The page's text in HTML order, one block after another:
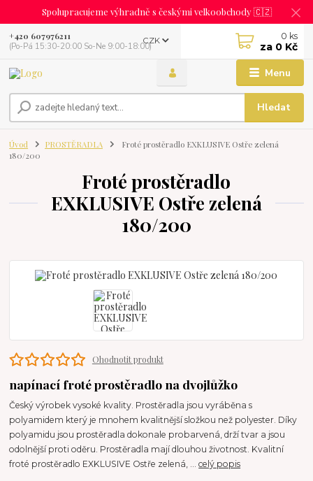
Spolupracujeme výhradně s českými velkoobchody 🇨🇿
Menu
CZK
Hledat
+420 607976211
(Po-Pá 15:30-20:00 So-Ne 9:00-18:00)
0 ks
za 0 Kč
Úvod PROSTĚRADLA
Froté prostěradlo EXKLUSIVE Ostře zelená
180/200
Froté prostěradlo
EXKLUSIVE Ostře zelená
180/200
Ohodnotit produkt
napínací froté prostěradlo na dvojlůžko
Český výrobek vysoké kvality. Prostěradla jsou vyráběna s
polyamidem který je mnohem kvalitnější složkou než polyester. Díky
polyamidu jsou prostěradla dokonale probarvená, drží tvar a jsou
odolnější proti oděru. Prostěradla mají dlouhou životnost. Kvalitní
froté prostěradlo EXKLUSIVE Ostře zelená, ...celý popis